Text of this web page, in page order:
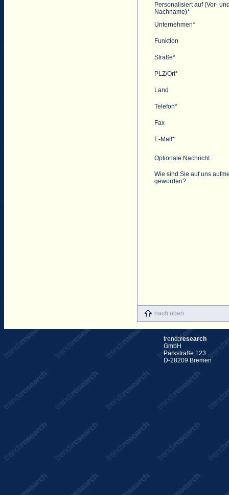
Personalisiert auf (Vor-
Nachname)*
Unternehmen*
Funktion
Straße*
PLZ/Ort*
Land
Telefon*
Fax
E-Mail*
Optionale Nachricht
Wie sind Sie auf uns
geworden?
nach oben
trend:research
GmbH
Parkstraße 123
D-28209 Bremen